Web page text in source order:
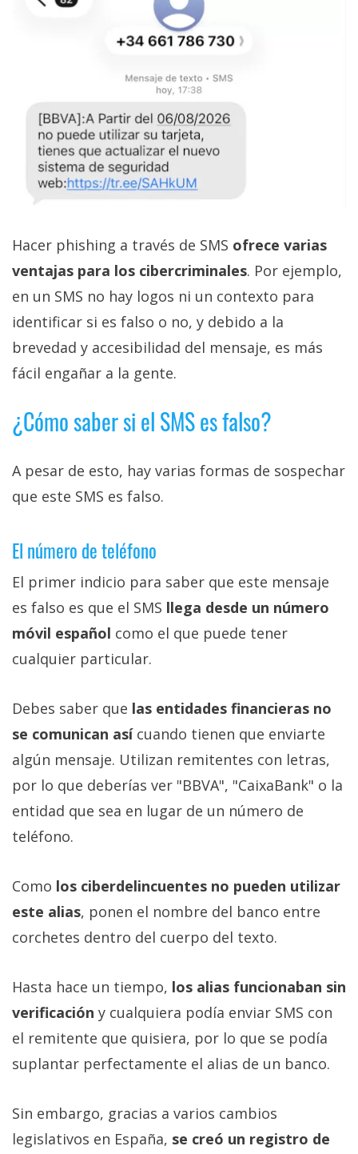
Hacer phishing a través de SMS ofrece varias
ventajas para los cibercriminales. Por ejemplo,
en un SMS no hay logos ni un contexto para
identificar si es falso o no, y debido a la
brevedad y accesibilidad del mensaje, es más
fácil engañar a la gente.
¿Cómo saber si el SMS es falso?
A pesar de esto, hay varias formas de sospechar
que este SMS es falso.
El número de teléfono
El primer indicio para saber que este mensaje
es falso es que el SMS llega desde un número
móvil español como el que puede tener
cualquier particular.
Debes saber que las entidades financieras no
se comunican asícuando tienen que enviarte
algún mensaje. Utilizan remitentes con letras,
por lo que deberías ver "BBVA", "CaixaBank" o la
entidad que sea en lugar de un número de
teléfono.
Como los ciberdelincuentes no pueden utilizar
este alias, ponen el nombre del banco entre
corchetes dentro del cuerpo del texto.
Hasta hace un tiempo, los alias funcionaban sin
verificación y cualquiera podía enviar SMS con
el remitente que quisiera, por lo que se podía
suplantar perfectamente el alias de un banco.
Sin embargo, gracias a varios cambios
legislativos en España, se creó un registro de